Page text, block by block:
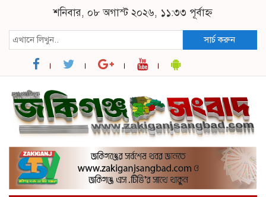
শনিবার, ০৮ অগাস্ট ২০২৬, ১১:৩৩ পূর্বাহ্ন
সার্চ করুন